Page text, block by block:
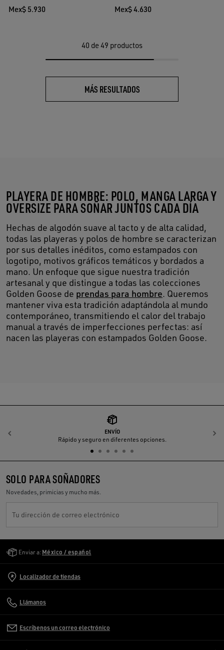
Mex$ 5.930 Mex$ 4.630
40 de 49 productos
MÁS RESULTADOS
PLAYERA DE HOMBRE: POLO, MANGA LARGA Y
OVERSIZE PARA SOÑAR JUNTOS CADA DÍA
Hechas de algodón suave al tacto y de alta calidad,
todas las playeras y polos de hombre se caracterizan
por sus detalles inéditos, como estampados con
logotipo, motivos gráficos temáticos y bordados a
mano. Un enfoque que sigue nuestra tradición
artesanal y que distingue a todas las colecciones
Golden Goose de prendas para hombre. Queremos
mantener viva esta tradición adaptándola al mundo
contemporáneo, transmitiendo el calor del trabajo
manual a través de imperfecciones perfectas: así
nacen las playeras con estampados Golden Goose.
ENVÍO
Rápido y seguro en diferentes opciones.
Anterior
SOLO PARA SOÑADORES
Novedades, primicias y mucho más.
Tu dirección de correo electrónico
Enviar a: México / español
Localizador de tiendas
Llámanos
Escríbenos un correo electrónico